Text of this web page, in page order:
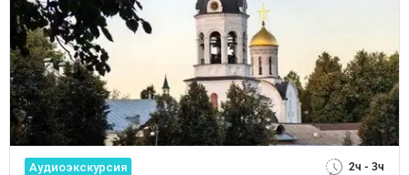
Аудиоэкскурсия 2ч - 3ч